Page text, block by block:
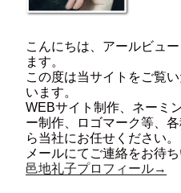
こんにちは、アールビュ
ます。
この度は当サイトをご覧
います。
WEBサイト制作、ネーミ
ー制作、ロゴマーク等、
ら当社にお任せください。
メールにてご連絡をお待
邑地礼子プロフィール→